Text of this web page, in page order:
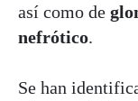
así como de
nefrótico.
Se han